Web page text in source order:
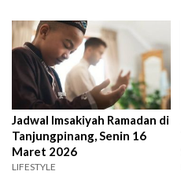
Jadwal Imsakiyah Ramadan di
Tanjungpinang, Senin 16
Maret 2026
LIFESTYLE